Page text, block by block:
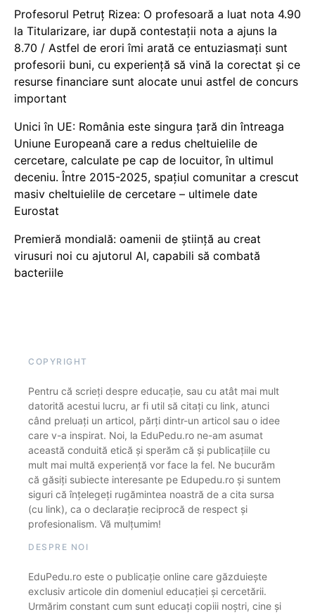
Profesorul Petruț Rizea: O profesoară a luat nota 4.90
la Titularizare, iar după contestații nota a ajuns la
8.70 / Astfel de erori îmi arată ce entuziasmați sunt
profesorii buni, cu experiență să vină la corectat și ce
resurse financiare sunt alocate unui astfel de concurs
important
Unici în UE: România este singura țară din întreaga
Uniune Europeană care a redus cheltuielile de
cercetare, calculate pe cap de locuitor, în ultimul
deceniu. Între 2015-2025, spațiul comunitar a crescut
masiv cheltuielile de cercetare – ultimele date
Eurostat
Premieră mondială: oamenii de știință au creat
virusuri noi cu ajutorul AI, capabili să combată
bacteriile
COPYRIGHT
Pentru că scrieți despre educație, sau cu atât mai mult
datorită acestui lucru, ar fi util să citați cu link, atunci
când preluați un articol, părți dintr-un articol sau o idee
care v-a inspirat. Noi, la EduPedu.ro ne-am asumat
această conduită etică și sperăm că și publicațiile cu
mult mai multă experiență vor face la fel. Ne bucurăm
că găsiți subiecte interesante pe Edupedu.ro și suntem
siguri că înțelegeți rugămintea noastră de a cita sursa
(cu link), ca o declarație reciprocă de respect și
profesionalism. Vă mulțumim!
DESPRE NOI
EduPedu.ro este o publicație online care găzduiește
exclusiv articole din domeniul educației și cercetării.
Urmărim constant cum sunt educați copiii noștri, cine și